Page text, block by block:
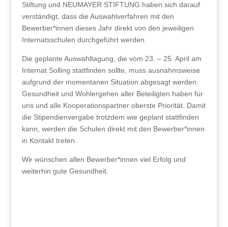
Stiftung und NEUMAYER STIFTUNG haben sich darauf
verständigt, dass die Auswahlverfahren mit den
Bewerber*innen dieses Jahr direkt von den jeweiligen
Internatsschulen durchgeführt werden.
Die geplante Auswahltagung, die vom 23. – 25. April am
Internat Solling stattfinden sollte, muss ausnahmsweise
aufgrund der momentanen Situation abgesagt werden.
Gesundheit und Wohlergehen aller Beteiligten haben für
uns und alle Kooperationspartner oberste Priorität. Damit
die Stipendienvergabe trotzdem wie geplant stattfinden
kann, werden die Schulen direkt mit den Bewerber*innen
in Kontakt treten.
Wir wünschen allen Bewerber*innen viel Erfolg und
weiterhin gute Gesundheit.